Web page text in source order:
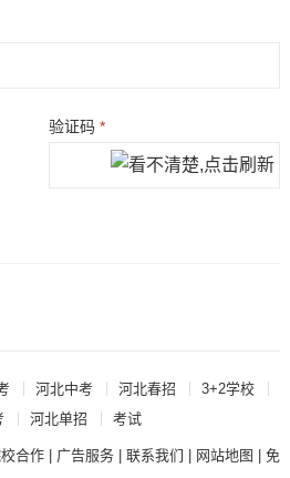
验证码*
河北中考 河北春招
3+2学校
河北单招 考试
校合作| 广告服务| 联系我们 网站地图
免